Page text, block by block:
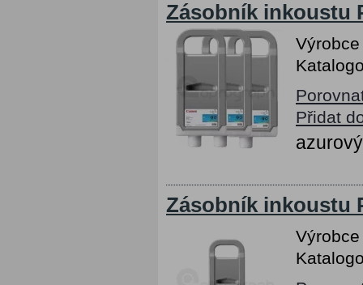
Zásobník inkoustu
Přidat
Zásobník inkoustu